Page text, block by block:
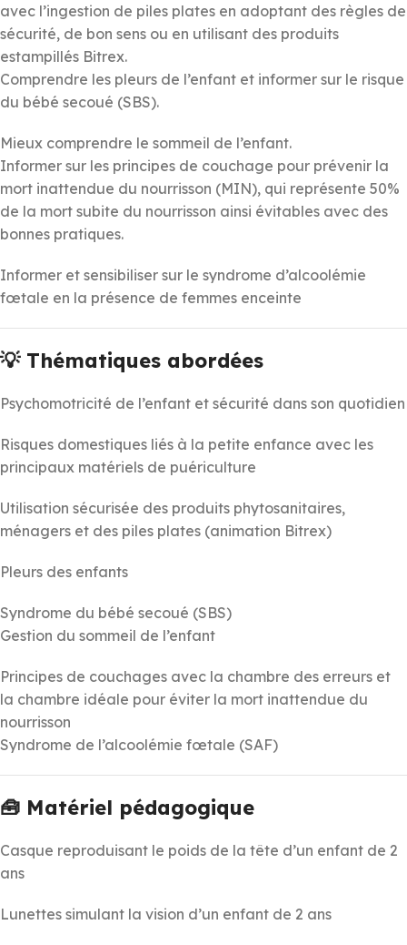
avec l’ingestion de piles plates en adoptant des règles de
sécurité, de bon sens ou en utilisant des produits
estampillés Bitrex.
Comprendre les pleurs de l’enfant et informer sur le risque
du bébé secoué (SBS).
Mieux comprendre le sommeil de l’enfant.
Informer sur les principes de couchage pour prévenir la
mort inattendue du nourrisson (MIN), qui représente 50%
de la mort subite du nourrisson ainsi évitables avec des
bonnes pratiques.
Informer et sensibiliser sur le syndrome d’alcoolémie
fœtale en la présence de femmes enceinte
💡 Thématiques abordées
Psychomotricité de l’enfant et sécurité dans son quotidien
Risques domestiques liés à la petite enfance avec les
principaux matériels de puériculture
Utilisation sécurisée des produits phytosanitaires,
ménagers et des piles plates (animation Bitrex)
Pleurs des enfants
Syndrome du bébé secoué (SBS)
Gestion du sommeil de l’enfant
Principes de couchages avec la chambre des erreurs et
la chambre idéale pour éviter la mort inattendue du
nourrisson
Syndrome de l’alcoolémie fœtale (SAF)
🧰 Matériel pédagogique
Casque reproduisant le poids de la tête d’un enfant de 2
ans
Lunettes simulant la vision d’un enfant de 2 ans